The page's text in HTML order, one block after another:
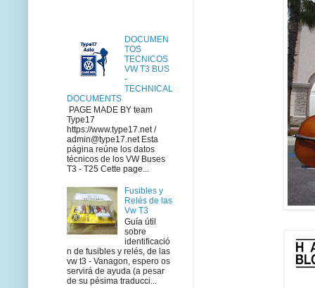
DOCUMEN
TOS
TECNICOS
VW T3 BUS
-
TECHNICAL
DOCUMENTS
PAGE MADE BY team
Type17
https://www.type17.net /
admin@type17.net Esta
página reúne los datos
técnicos de los VW Buses
T3 - T25 Cette page...
Fusibles y
Relés de las
Vw T3
Guía útil
sobre
identificació
n de fusibles y relés, de las
vw t3 - Vanagon, espero os
servirá de ayuda (a pesar
de su pésima traducci...